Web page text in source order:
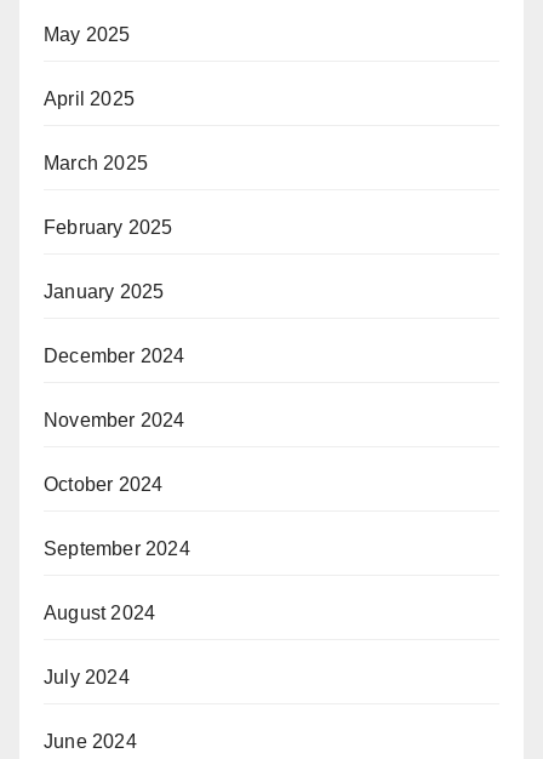
May 2025
April 2025
March 2025
February 2025
January 2025
December 2024
November 2024
October 2024
September 2024
August 2024
July 2024
June 2024